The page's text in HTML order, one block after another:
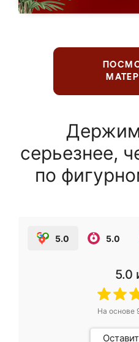
серьезнее,
по
5.0 5.0
5.0
На основе